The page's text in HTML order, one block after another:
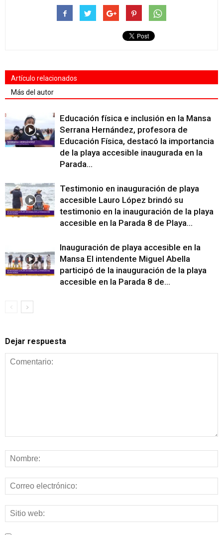
Artículo relacionados
Más del autor
Educación física e inclusión en la Mansa
Serrana Hernández, profesora de
Educación Física, destacó la importancia
de la playa accesible inaugurada en la
Parada...
Testimonio en inauguración de playa
accesible Lauro López brindó su
testimonio en la inauguración de la playa
accesible en la Parada 8 de Playa...
Inauguración de playa accesible en la
Mansa El intendente Miguel Abella
participó de la inauguración de la playa
accesible en la Parada 8 de...
Dejar respuesta